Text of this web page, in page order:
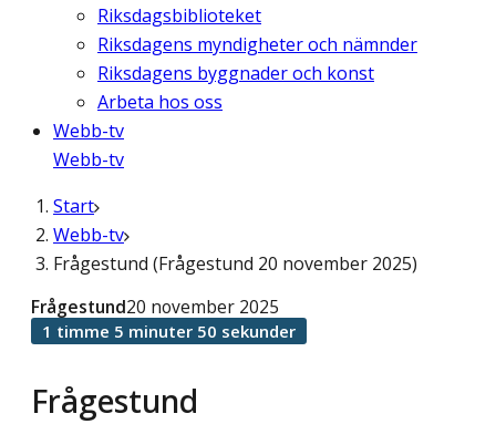
Riksdagsbiblioteket
Riksdagens myndigheter och nämnder
Riksdagens byggnader och konst
Arbeta hos oss
Webb-tv
Webb-tv
Start
Webb-tv
Frågestund (Frågestund 20 november 2025)
Frågestund
Frågestund20 november 2025
1 timme 5 minuter 50 sekunder